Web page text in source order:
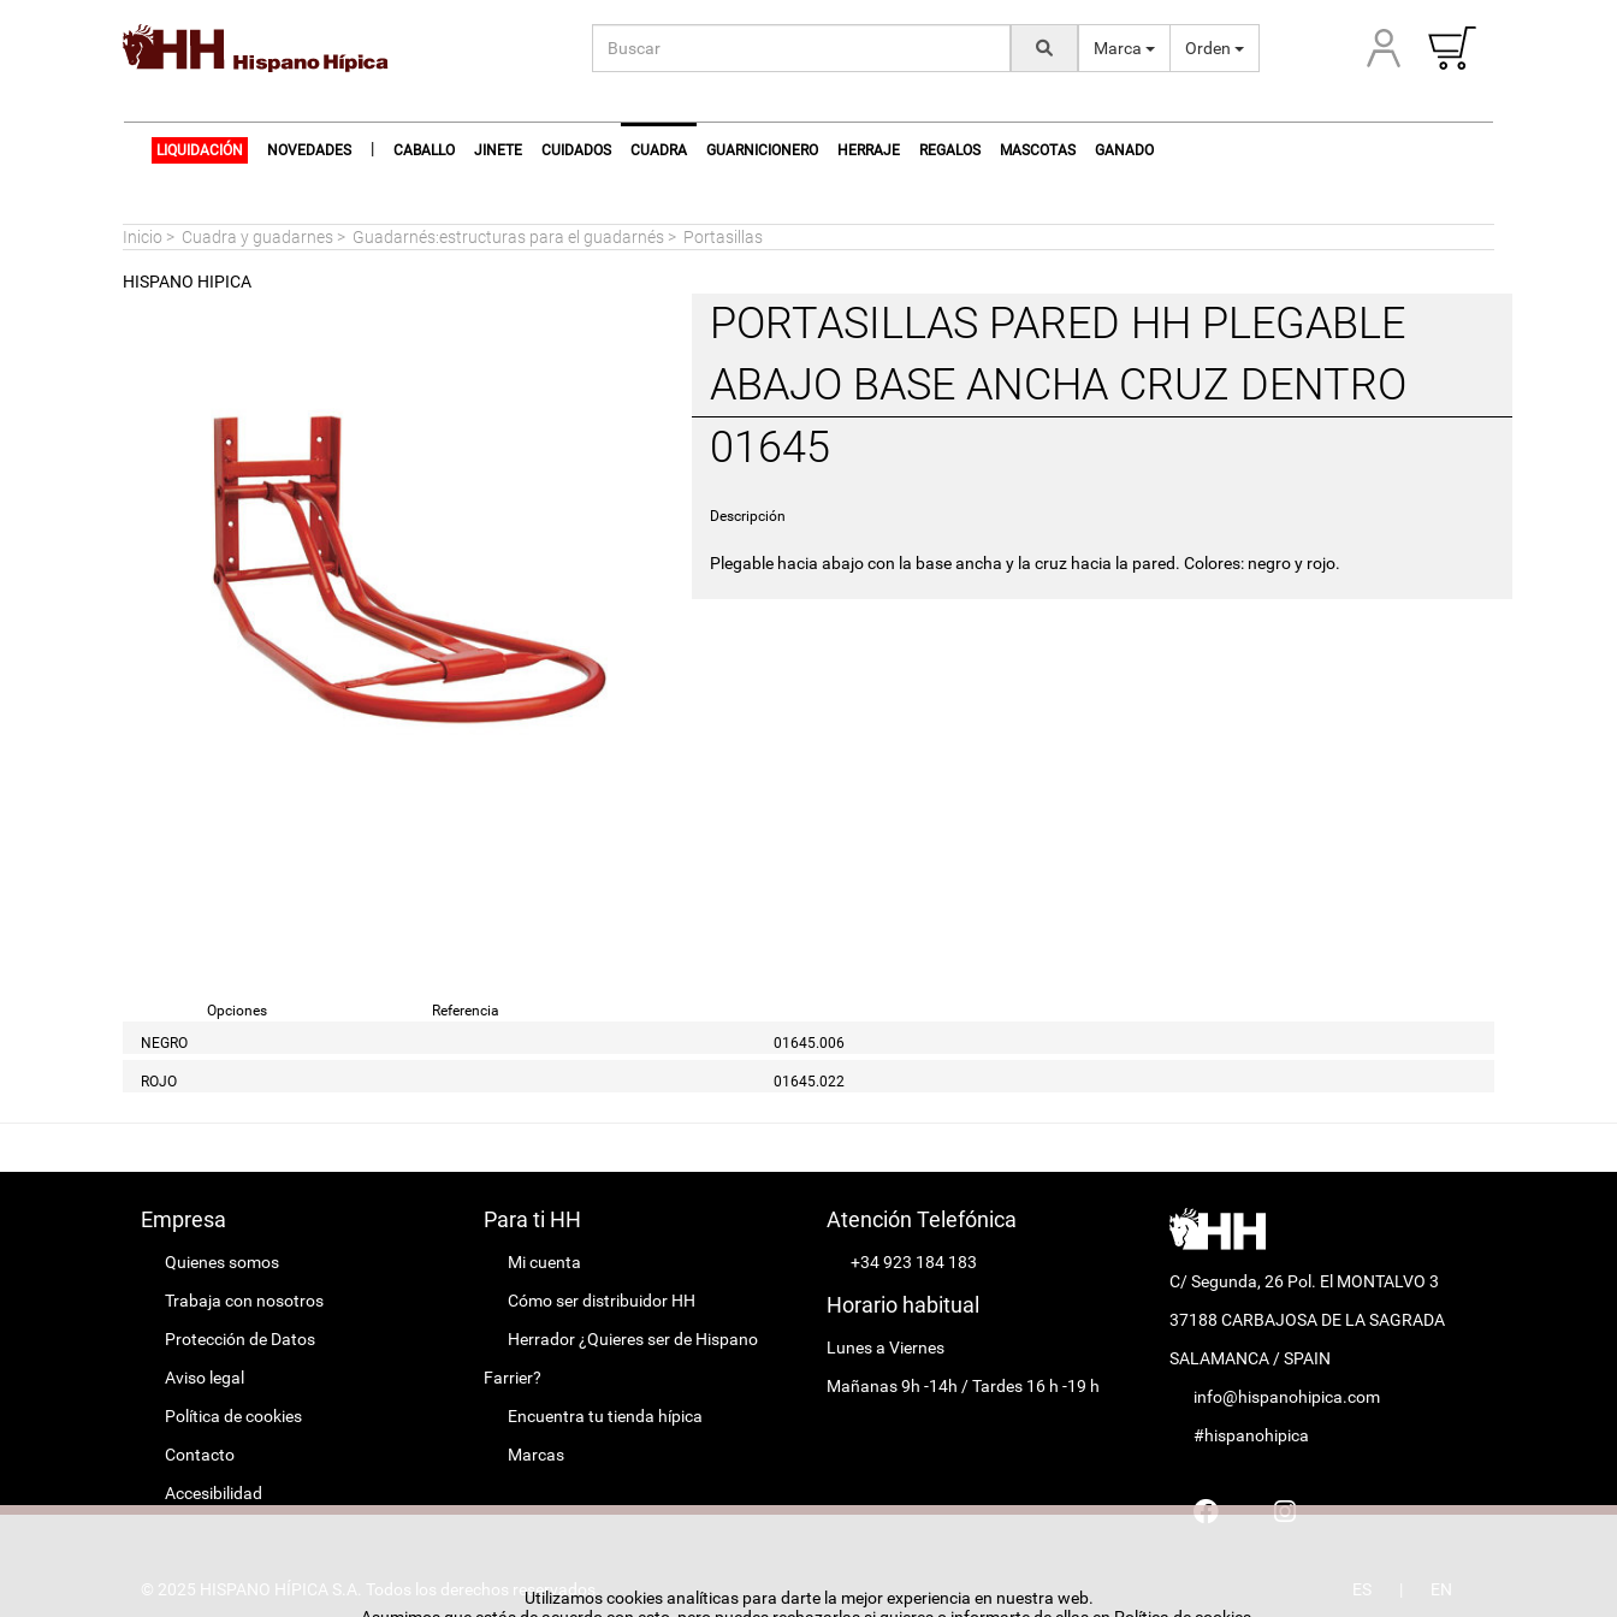
Marca Orden
LIQUIDACIÓN NOVEDADES | CABALLO JINETE CUIDADOS CUADRA GUARNICIONERO HERRAJE REGALOS MASCOTAS GANADO
Inicio > Cuadra y guadarnes > Guadarnés:estructuras para el guadarnés > Portasillas
HISPANO HIPICA
PORTASILLAS PARED HH PLEGABLE
ABAJO BASE ANCHA CRUZ DENTRO
01645
Descripción
Plegable hacia abajo con la base ancha y la cruz hacia la pared. Colores: negro y rojo.
Opciones
Referencia
NEGRO
01645.006
ROJO 01645.022
Empresa
Quienes somos
Trabaja con nosotros
Protección de Datos
Aviso legal
Política de cookies
Contacto
Accesibilidad
Para ti HH
Mi cuenta
Cómo ser distribuidor HH
Herrador ¿Quieres ser de Hispano
Farrier?
Encuentra tu tienda hípica
Marcas
Atención Telefónica
+34 923 184 183
Horario habitual
Lunes a Viernes
Mañanas 9h -14h / Tardes 16 h -19 h
C/ Segunda, 26 Pol. El MONTALVO 3
37188 CARBAJOSA DE LA SAGRADA
SALAMANCA / SPAIN
info@hispanohipica.com
#hispanohipica
© 2025 HISPANO HÍPICA S.A. Todos los derechos reservados. ES EN
Utilizamos cookies analíticas para darte la mejor experiencia en nuestra web.